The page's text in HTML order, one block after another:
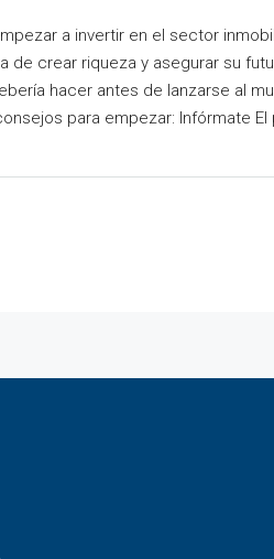
a invertir en el sector
de crear riqueza y asegurar su
hacer antes de lanzarse al
para empezar: Infórmate El